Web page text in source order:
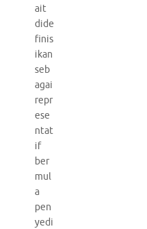
ait
dide
finis
ikan
seb
agai
repr
ese
ntat
if
ber
mul
a
pen
yedi